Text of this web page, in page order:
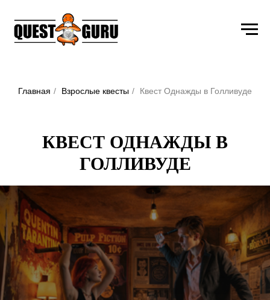
Главная / Взрослые квесты / Квест Однажды в Голливуде
КВЕСТ ОДНАЖДЫ В
ГОЛЛИВУДЕ